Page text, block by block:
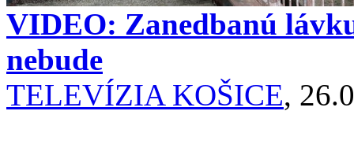
VIDEO: Zanedbanú
nebude
TELEVÍZIA KOŠICE,